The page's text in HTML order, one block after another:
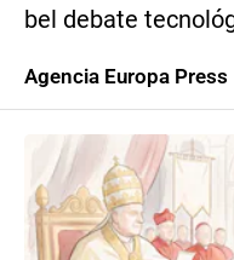
bel debate
Agencia Europa Press